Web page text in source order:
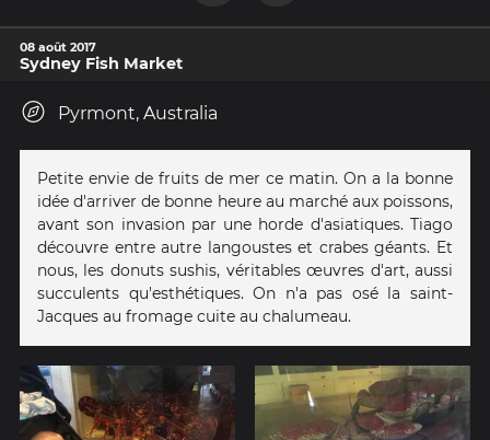
08 août 2017
Sydney Fish Market
Pyrmont, Australia
Petite envie de fruits de mer ce matin. On a la bonne
idée d'arriver de bonne heure au marché aux poissons,
avant son invasion par une horde d'asiatiques. Tiago
découvre entre autre langoustes et crabes géants. Et
nous, les donuts sushis, véritables œuvres d'art, aussi
succulents qu'esthétiques. On n'a pas osé la saint-
Jacques au fromage cuite au chalumeau.